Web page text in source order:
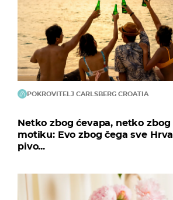
POKROVITELJ CARLSBERG CROATIA
Netko zbog ćevapa, netko zbog
motiku: Evo zbog čega sve
pivo...